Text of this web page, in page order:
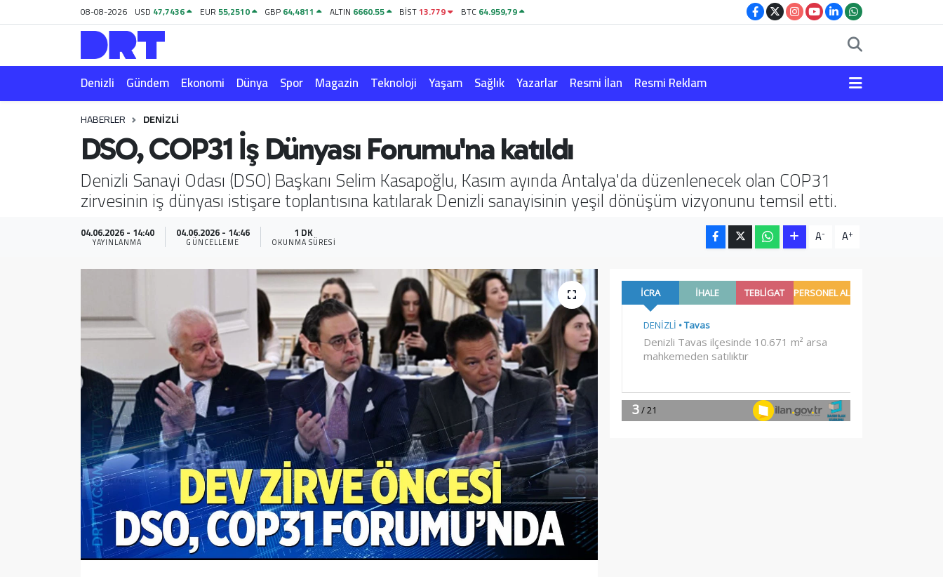
08-08-2026 USD 47,7436 EUR55,2510 GBP64,4811 ALTIN 6660.55 BİST13.779 BTC64.959,79
Denizli Gündem Ekonomi Dünya Spor Magazin Teknoloji Yaşam Sağlık Yazarlar Resmi İlan Resmi Reklam
HABERLER DENIZLI
DSO, COP31 İş Dünyası Forumu'na katıldı
Denizli Sanayi Odası (DSO) Başkanı Selim Kasapoğlu, Kasım ayında Antalya'da düzenlenecek olan COP31
zirvesinin iş dünyası istişare toplantısına katılarak Denizli sanayisinin yeşil dönüşüm vizyonunu temsil etti.
04.06.2026 - 14:40
YAYINLANMA
04.06.2026 - 14:46
GÜNCELLEME
1 DK
OKUNMA SÜRESI A- A+
Gündem
Ekonomi
Magazin
Teknoloji
Yazarlar
Resmi İlan
Resmi Reklam
Hava Durumu
Trafik Durumu
Puan Durumu ve Fikstür
Tüm Manşetler
Son Dakika Haberleri
Haber Arşivi